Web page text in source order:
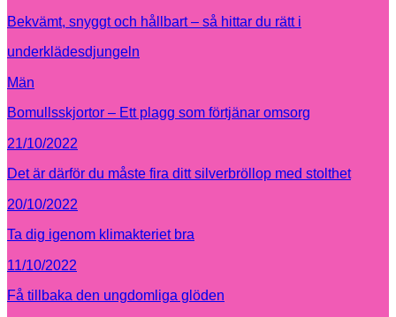
Bekvämt, snyggt och hållbart – så hittar du rätt i
underklädesdjungeln
Män
Bomullsskjortor – Ett plagg som förtjänar omsorg
21/10/2022
Det är därför du måste fira ditt silverbröllop med stolthet
20/10/2022
Ta dig igenom klimakteriet bra
11/10/2022
Få tillbaka den ungdomliga glöden